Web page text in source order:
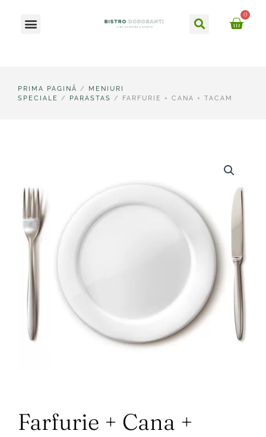
content
Meniu Caută
0
PRIMA PAGINĂ / MENIURI
SPECIALE / PARASTAS / FARFURIE + CANA + TACAM
Farfurie + Cana +